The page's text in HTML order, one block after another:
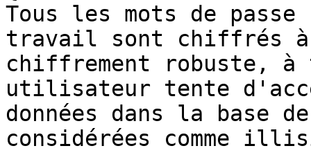
Tous les mots de
travail sont chiffrés à
chiffrement robuste,
utilisateur tente
données dans la base
considérées comme